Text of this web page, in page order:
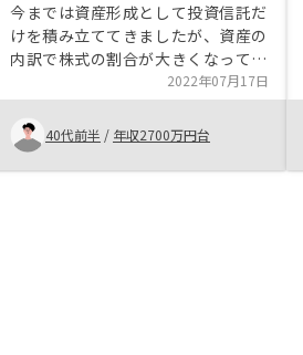
今までは資産形成として投資信託だ
けを積み立ててきましたが、資産の
内訳で株式の割合が大きくなってき
たのにともない、市場が暴落したと
きなどにリスクを取りすぎていると
感じていました。かといって、国債
や預金を増やしてもリターンがあま
りにも低すぎるので、たまたま見か
2022年07月17日
40代前半 / 年収2700万円台